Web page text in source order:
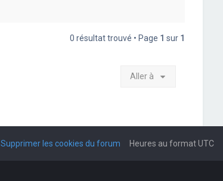
0 résultat trouvé • Page 1 sur 1
Aller à
Heures au formatUTC
Supprimer les cookies du forum